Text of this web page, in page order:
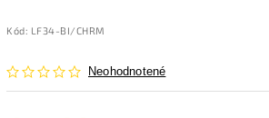
Kód: LF34-BI/CHRM
Neohodnotené